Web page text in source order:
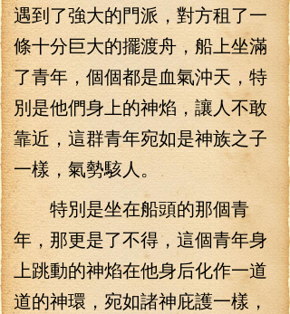
遇到了強大的門派，對方租了一
條十分巨大的擺渡舟，船上坐滿
了青年，個個都是血氣沖天，特
別是他們身上的神焰，讓人不敢
靠近，這群青年宛如是神族之子
一樣，氣勢駭人。
特別是坐在船頭的那個青
年，那更是了不得，這個青年身
上跳動的神焰在他身后化作一道
道的神環，宛如諸神庇護一樣，